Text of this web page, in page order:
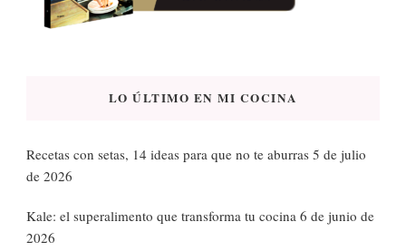
LO ÚLTIMO EN MI COCINA
Recetas con setas, 14 ideas para que no te aburras 5 de julio
de 2026
Kale: el superalimento que transforma tu cocina 6 de junio de
2026